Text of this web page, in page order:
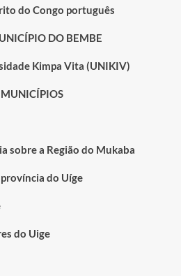
do Congo português
DO BEMBE
Kimpa Vita (UNIKIV)
sobre a Região do Mukaba
do Uíge
do Uige